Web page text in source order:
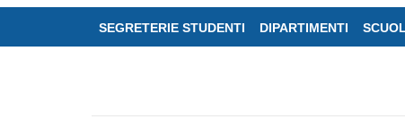
SEGRETERIE STUDENTI DIPARTIMENTI